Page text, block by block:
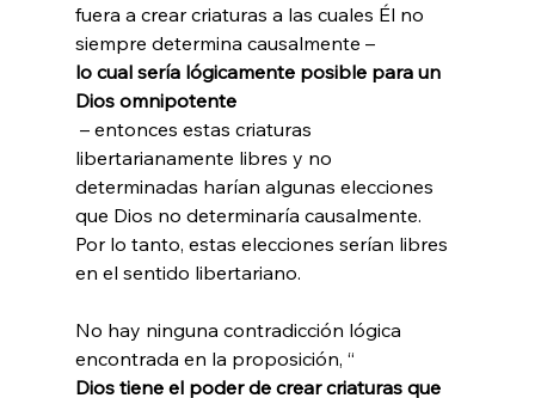
fuera a crear criaturas a las cuales Él no
siempre determina causalmente –
lo cual sería lógicamente posible para un
Dios omnipotente
libertarianamente libres y no
determinadas harían algunas elecciones
que Dios no determinaría causalmente.
Por lo tanto, estas elecciones serían libres
en el sentido libertariano.
No hay ninguna contradicción lógica
encontrada en la proposición, “
Dios tiene el poder de crear criaturas que